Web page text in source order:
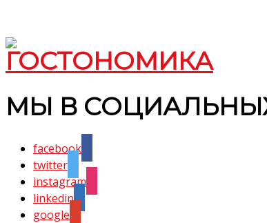
МЫ В
facebook
twitter
instagram
linkedin
google